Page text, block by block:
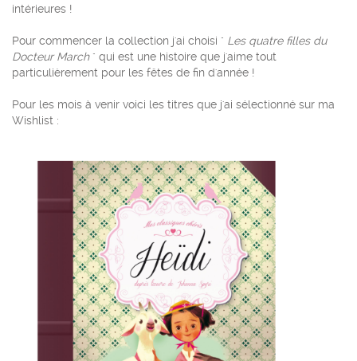
intérieures !
Pour commencer la collection j'ai choisi " Les quatre filles du
Docteur March" qui est une histoire que j'aime tout
particulièrement pour les fêtes de fin d'année !
Pour les mois à venir voici les titres que j'ai sélectionné sur ma
Wishlist :